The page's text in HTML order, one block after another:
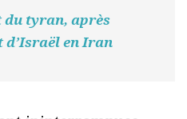
du tyran, après
d’Israël en Iran